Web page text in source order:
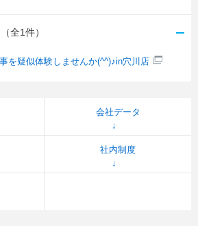
（全1件）
を疑似体験しませんか(^^)♪in穴川店
会社データ
社内制度